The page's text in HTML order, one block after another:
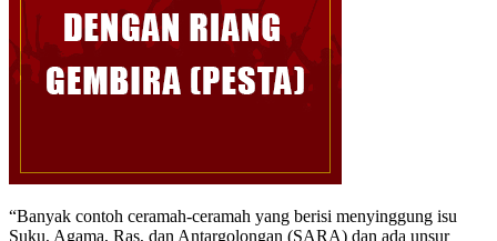
“Banyak contoh ceramah-ceramah yang berisi menyinggung isu
Suku, Agama, Ras, dan Antargolongan (SARA) dan ada unsur